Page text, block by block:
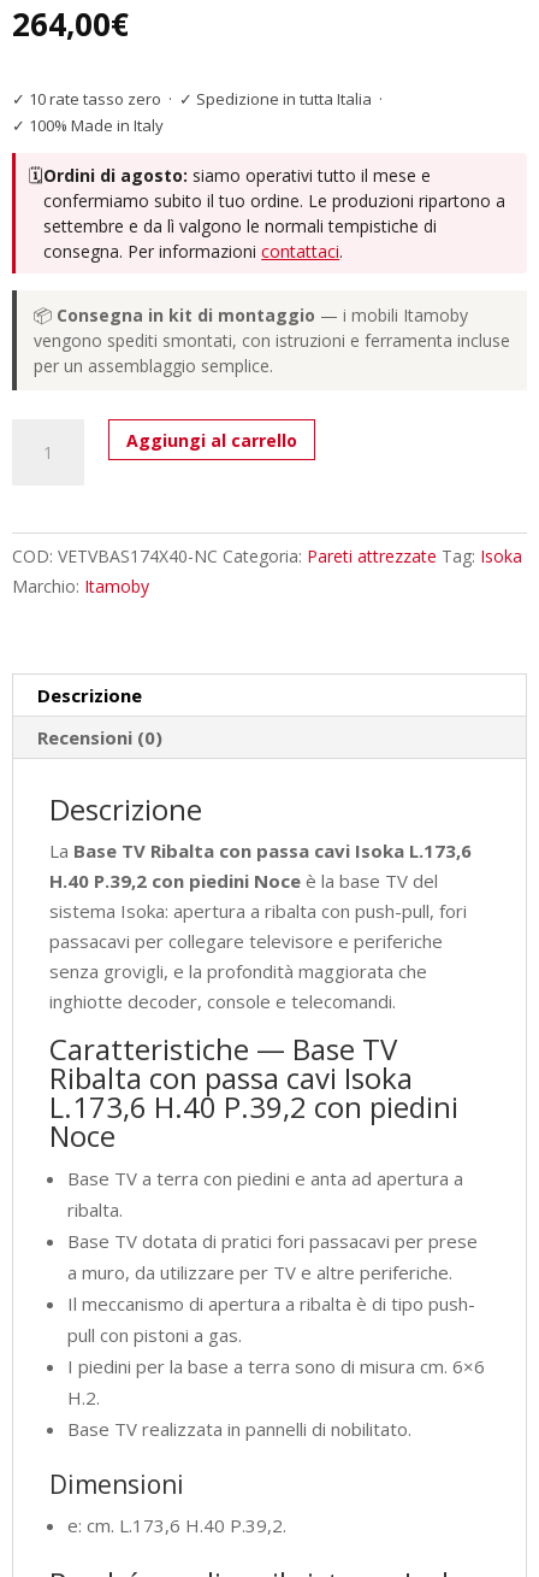
264,00€
✓ 10 rate tasso zero · ✓ Spedizione in tutta Italia ·
✓ 100% Made in Italy
🗓️Ordini di agosto: siamo operativi tutto il mese e
confermiamo subito il tuo ordine. Le produzioni ripartono a
settembre e da lì valgono le normali tempistiche di
consegna. Per informazionicontattaci.
📦 Consegna in kit di montaggio — i mobili Itamoby
vengono spediti smontati, con istruzioni e ferramenta incluse
per un assemblaggio semplice.
passa
cavi
H.40
P.39,2
con
piedini
Noce
quantità
Aggiungi al carrello
COD: VETVBAS174X40-NC Categoria: Pareti attrezzate Tag: Isoka
Marchio: Itamoby
Descrizione
Recensioni (0)
Descrizione
La Base TV Ribalta con passa cavi Isoka L.173,6
H.40 P.39,2 con piedini Noce è la base TV del
sistema Isoka: apertura a ribalta con push-pull, fori
passacavi per collegare televisore e periferiche
senza grovigli, e la profondità maggiorata che
inghiotte decoder, console e telecomandi.
Caratteristiche — Base TV
Ribalta con passa cavi Isoka
L.173,6 H.40 P.39,2 con piedini
Noce
Base TV a terra con piedini e anta ad apertura a
ribalta.
Base TV dotata di pratici fori passacavi per prese
a muro, da utilizzare per TV e altre periferiche.
Il meccanismo di apertura a ribalta è di tipo push-
pull con pistoni a gas.
I piedini per la base a terra sono di misura cm. 6×6
H.2.
Base TV realizzata in pannelli di nobilitato.
Dimensioni
e: cm. L.173,6 H.40 P.39,2.